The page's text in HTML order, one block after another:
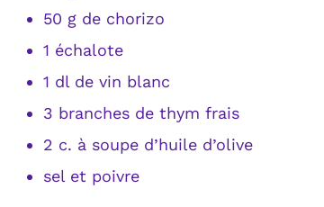
50 g de chorizo
1 échalote
1 dl de vin blanc
3 branches de thym frais
2 c. à soupe d’huile d’olive
sel et poivre